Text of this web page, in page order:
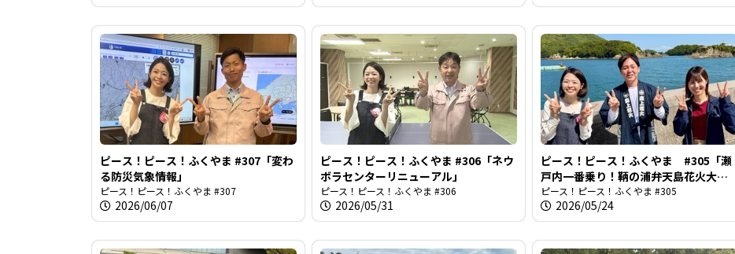
ピース！ピース！ふくやま #307「変わ
る防災気象情報」
ピース！ピース！ふくやま #307
2026/06/07
ピース！ピース！ふくやま #306「ネウ
ボラセンターリニューアル」
ピース！ピース！ふくやま #306
2026/05/31
ピース！ピース！ふくやま #305「瀬
戸内一番乗り！鞆の浦弁天島花火大
会」
ピース！ピース！ふくやま #305
2026/05/24